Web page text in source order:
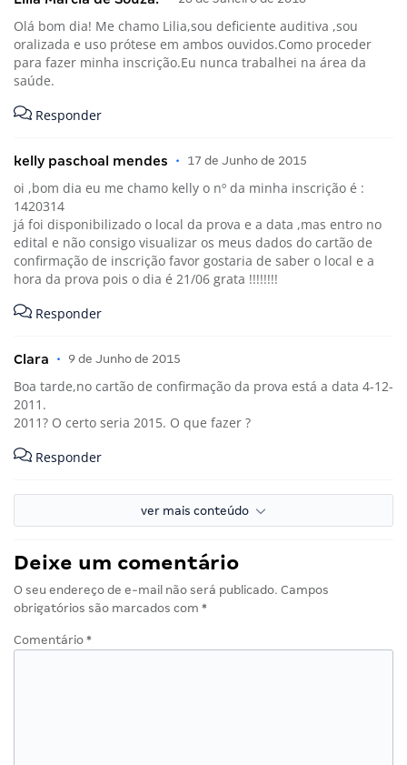
Olá bom dia! Me chamo Lilia,sou deficiente auditiva ,sou
oralizada e uso prótese em ambos ouvidos.Como proceder
para fazer minha inscrição.Eu nunca trabalhei na área da
saúde.
Responder
kelly paschoal mendes • 17 de Junho de 2015
oi ,bom dia eu me chamo kelly o nº da minha inscrição é :
1420314
já foi disponibilizado o local da prova e a data ,mas entro no
edital e não consigo visualizar os meus dados do cartão de
confirmação de inscrição favor gostaria de saber o local e a
hora da prova pois o dia é 21/06 grata !!!!!!!!
Responder
Clara • 9 de Junho de 2015
Boa tarde,no cartão de confirmação da prova está a data 4-12-
2011.
2011? O certo seria 2015. O que fazer ?
Responder
ver mais conteúdo
Deixe um comentário
O seu endereço de e-mail não será publicado. Campos
obrigatórios são marcados com *
Comentário *